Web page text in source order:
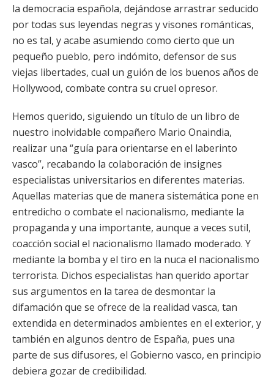
la democracia española, dejándose arrastrar seducido
por todas sus leyendas negras y visones románticas,
no es tal, y acabe asumiendo como cierto que un
pequeño pueblo, pero indómito, defensor de sus
viejas libertades, cual un guión de los buenos años de
Hollywood, combate contra su cruel opresor.
Hemos querido, siguiendo un título de un libro de
nuestro inolvidable compañero Mario Onaindia,
realizar una “guía para orientarse en el laberinto
vasco”, recabando la colaboración de insignes
especialistas universitarios en diferentes materias.
Aquellas materias que de manera sistemática pone en
entredicho o combate el nacionalismo, mediante la
propaganda y una importante, aunque a veces sutil,
coacción social el nacionalismo llamado moderado. Y
mediante la bomba y el tiro en la nuca el nacionalismo
terrorista. Dichos especialistas han querido aportar
sus argumentos en la tarea de desmontar la
difamación que se ofrece de la realidad vasca, tan
extendida en determinados ambientes en el exterior, y
también en algunos dentro de España, pues una
parte de sus difusores, el Gobierno vasco, en principio
debiera gozar de credibilidad.